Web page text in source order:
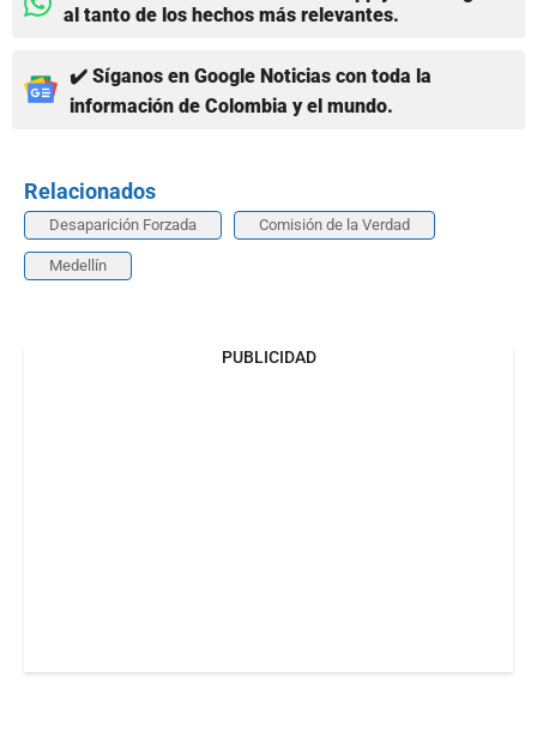
al tanto de los hechos más relevantes.
✔️ Síganos en Google Noticias con toda la
información de Colombia y el mundo.
Relacionados
Desaparición Forzada Comisión de la Verdad
Medellín
PUBLICIDAD